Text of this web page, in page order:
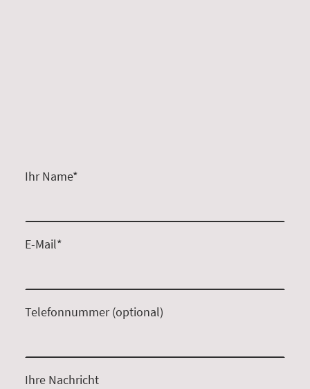
Ihr Name*
E-Mail*
Telefonnummer (optional)
Ihre Nachricht